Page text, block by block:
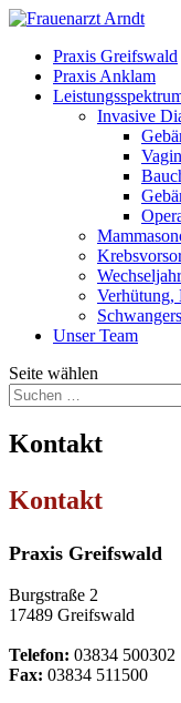
Praxis Greifswald
Praxis Anklam
Invasive
Verhütung,
Unser Team
Seite wählen
Kontakt
Kontakt
Praxis Greifswald
Burgstraße 2
17489 Greifswald
Telefon: 03834 500302
Fax: 03834 511500